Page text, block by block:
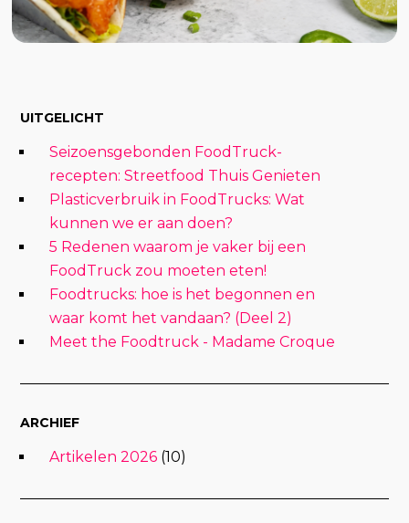
UITGELICHT
Seizoensgebonden FoodTruck-
recepten: Streetfood Thuis Genieten
Plasticverbruik in FoodTrucks: Wat
kunnen we er aan doen?
5 Redenen waarom je vaker bij een
FoodTruck zou moeten eten!
Foodtrucks: hoe is het begonnen en
waar komt het vandaan? (Deel 2)
Meet the Foodtruck - Madame Croque
ARCHIEF
Artikelen 2026 (10)